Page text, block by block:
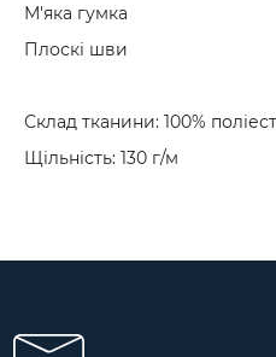
М'яка гумка
Плоскі шви
Склад тканини: 100%
Щільність: 130 г/м